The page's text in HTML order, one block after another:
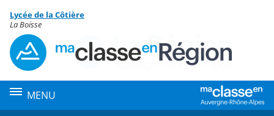
Menu de la rubrique
Contenu
Lycée de la Côtière
La Boisse
MENU